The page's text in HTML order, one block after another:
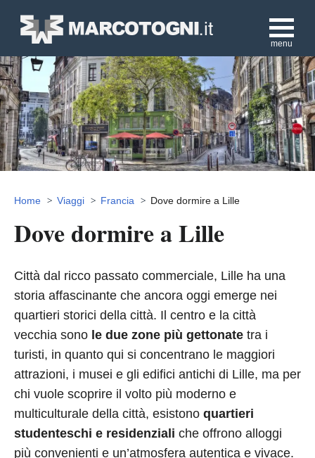
menu
Home Viaggi Francia Dove dormire a Lille
Dove dormire a Lille
Città dal ricco passato commerciale, Lille ha una
storia affascinante che ancora oggi emerge nei
quartieri storici della città. Il centro e la città
vecchia sono le due zone più gettonate tra i
turisti, in quanto qui si concentrano le maggiori
attrazioni, i musei e gli edifici antichi di Lille, ma per
chi vuole scoprire il volto più moderno e
multiculturale della città, esistono quartieri
studenteschi e residenziali che offrono alloggi
più convenienti e un’atmosfera autentica e vivace.